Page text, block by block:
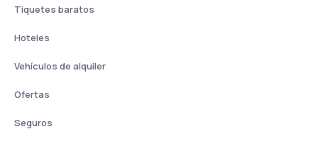
Tiquetes baratos
Hoteles
Vehículos de alquiler
Ofertas
Seguros